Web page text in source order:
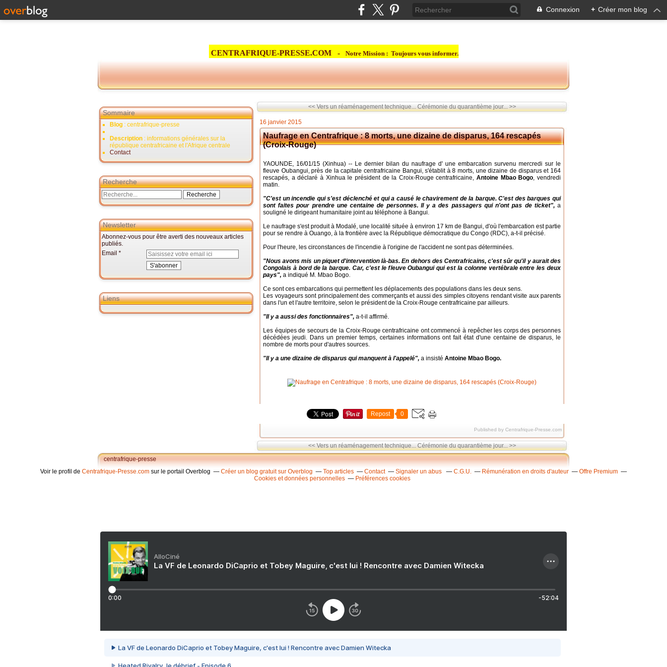
Connexion + Créer mon blog
CENTRAFRIQUE-PRESSE.COM - Notre Mission : Toujours vous informer.
Sommaire
Blog : centrafrique-presse
Description : informations générales sur la
république centrafricaine et l'Afrique centrale
Contact
Recherche
Newsletter
Abonnez-vous pour être averti des nouveaux articles
publiés.
Email
Liens
<< Vers un réaménagement technique... Cérémonie du quarantième jour... >>
16 janvier 2015
Naufrage en Centrafrique : 8 morts, une dizaine de disparus, 164 rescapés
(Croix-Rouge)
YAOUNDE, 16/01/15 (Xinhua) -- Le dernier bilan du naufrage d' une embarcation survenu mercredi sur le
fleuve Oubangui, près de la capitale centrafricaine Bangui, s'établit à 8 morts, une dizaine de disparus et 164
rescapés, a déclaré à Xinhua le président de la Croix-Rouge centrafricaine,Antoine Mbao Bogo, vendredi
matin.
"C'est un incendie qui s'est déclenché et qui a causé le chavirement de la barque. C'est des barques qui
sont faites pour prendre une centaine de personnes. Il y a des passagers qui n'ont pas de ticket",a
souligné le dirigeant humanitaire joint au téléphone à Bangui.
Le naufrage s'est produit à Modalé, une localité située à environ 17 km de Bangui, d'où l'embarcation est partie
pour se rendre à Ouango, à la frontière avec la République démocratique du Congo (RDC), a-t-il précisé.
Pour l'heure, les circonstances de l'incendie à l'origine de l'accident ne sont pas déterminées.
"Nous avons mis un piquet d'intervention là-bas. En dehors des Centrafricains, c'est sûr qu'il y aurait des
Congolais à bord de la barque. Car, c'est le fleuve Oubangui qui est la colonne vertébrale entre les deux
pays", a indiqué M. Mbao Bogo.
Ce sont ces embarcations qui permettent les déplacements des populations dans les deux sens.
Les voyageurs sont principalement des commerçants et aussi des simples citoyens rendant visite aux parents
dans l'un et l'autre territoire, selon le président de la Croix-Rouge centrafricaine par ailleurs.
"Il y a aussi des fonctionnaires", a-t-il affirmé.
Les équipes de secours de la Croix-Rouge centrafricaine ont commencé à repêcher les corps des personnes
décédées jeudi. Dans un premier temps, certaines informations ont fait état d'une centaine de disparus, le
nombre de morts pour d'autres sources.
"Il y a une dizaine de disparus qui manquent à l'appelé", a insisté Antoine Mbao Bogo.
Repost 0
Published by Centrafrique-Presse.com
<< Vers un réaménagement technique... Cérémonie du quarantième jour... >>
centrafrique-presse
Voir le profil de Centrafrique-Presse.com sur le portail Overblog Créer un blog gratuit sur Overblog Top articles Contact Signaler un abus C.G.U. Rémunération en droits d'auteur
Offre Premium
Cookies et données personnelles
Préférences cookies
AlloCiné
La VF de Leonardo DiCaprio et Tobey Maguire, c'est lui ! Rencontre avec Damien Witecka
0:00 -52:04
La VF de Leonardo DiCaprio et Tobey Maguire, c'est lui ! Rencontre avec Damien Witecka